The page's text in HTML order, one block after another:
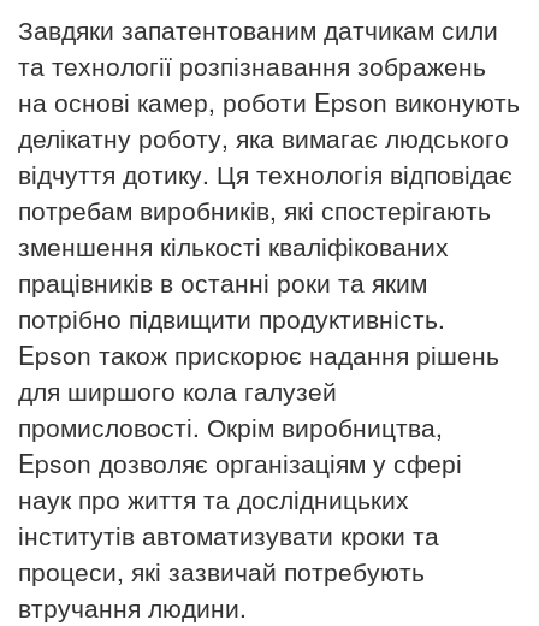
Завдяки запатентованим датчикам сили
та технології розпізнавання зображень
на основі камер, роботи Epson виконують
делікатну роботу, яка вимагає людського
відчуття дотику. Ця технологія відповідає
потребам виробників, які спостерігають
зменшення кількості кваліфікованих
працівників в останні роки та яким
потрібно підвищити продуктивність.
Epson також прискорює надання рішень
для ширшого кола галузей
промисловості. Окрім виробництва,
Epson дозволяє організаціям у сфері
наук про життя та дослідницьких
інститутів автоматизувати кроки та
процеси, які зазвичай потребують
втручання людини.